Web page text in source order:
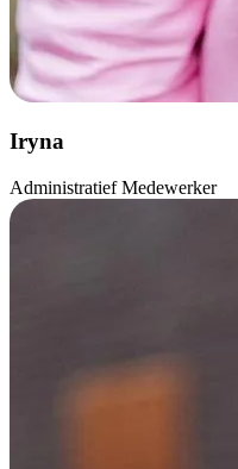
Iryna
Administratief Medewerker